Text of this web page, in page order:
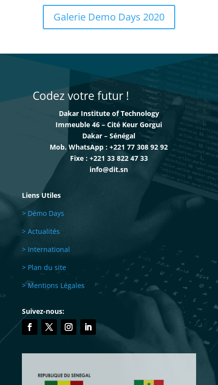
Galerie Demo Days 2020
Codez votre futur !
Dakar Institute of Technology
Immeuble 46 – Cité Keur Gorgui
Dakar – Sénégal
Mob. WhatsApp : +221 77 308 92 92
Fixe : +221 33 822 47 33
info@dit.sn
Liens Utiles
> Démo Days
> Actualités
> International
> Plan du site
> Mentions Légales
Suivez-nous: